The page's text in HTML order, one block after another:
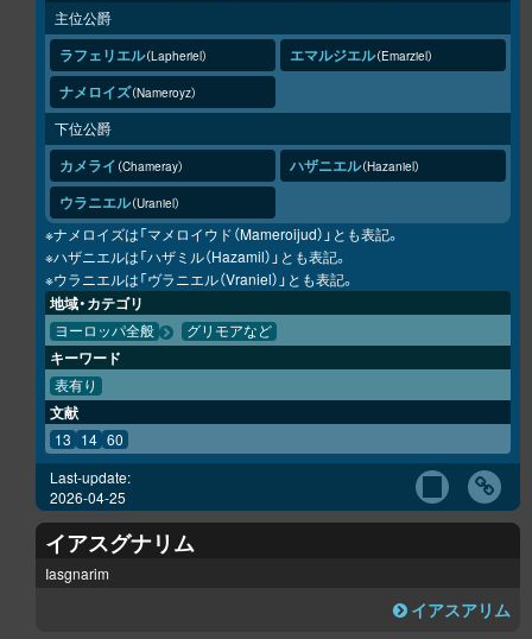
主位公爵
ラフェリエル Lapheriel エマルジエル Emarziel
ナメロイズ Nameroyz
下位公爵
カメライ Chameray ハザニエル Hazaniel
ウラニエル Uraniel
※ナメロイズは「マメロイウド（Mameroijud）」とも表記。
※ハザニエルは「ハザミル（Hazamil）」とも表記。
※ウラニエルは「ヴラニエル（Vraniel）」とも表記。
地域・カテゴリ
ヨーロッパ全般 グリモアなど
キーワード
表有り
文献
13 14 60
Last-update:
2026-04-25
イアスグナリム
Iasgnarim
イアスアリム